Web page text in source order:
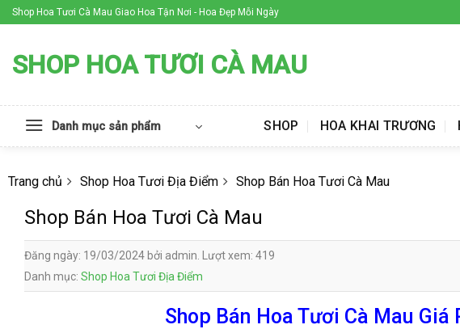
Skip
to
Shop Hoa Tươi Cà Mau Giao Hoa Tận Nơi - Hoa Đẹp Mỗi Ngày
SHOP HOA TƯƠI CÀ MAU
Danh mục sản phẩm SHOP HOA KHAI TRƯƠNG
Trang chủ Shop Hoa Tươi Địa Điểm Shop Bán Hoa Tươi Cà Mau
Shop Bán Hoa Tươi Cà Mau
Đăng ngày: 19/03/2024 bởi admin. Lượt xem: 419
Danh mục: Shop Hoa Tươi Địa Điểm
Shop Bán Hoa Tươi Cà Mau Giá